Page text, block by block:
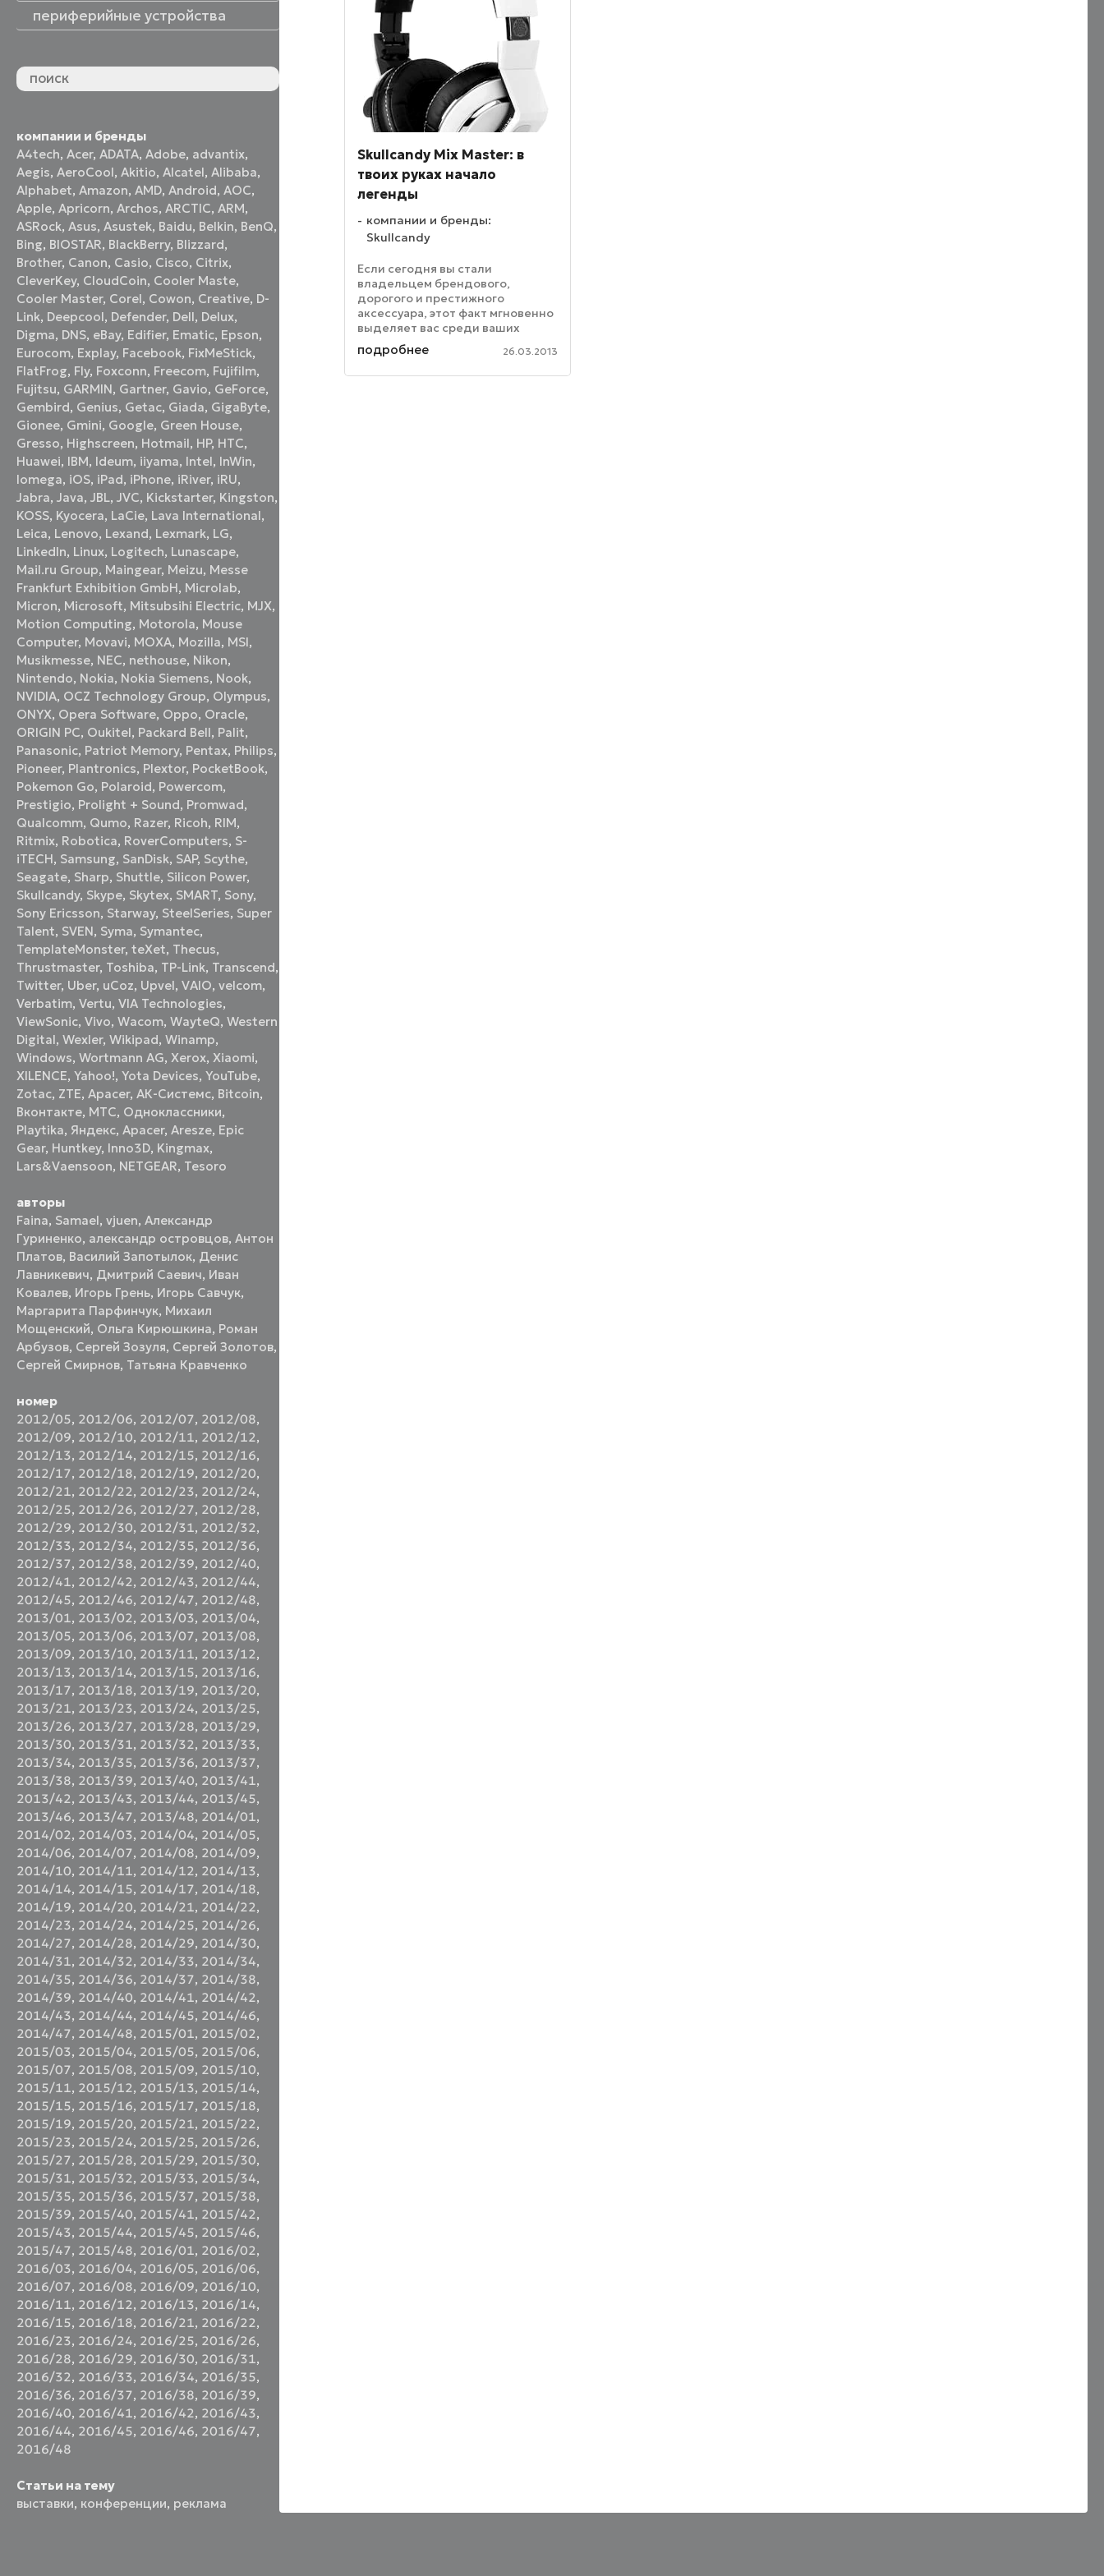
периферийные устройства
компании и бренды
A4tech,Acer,ADATA,Adobe, advantix,
Aegis,AeroCool,Akitio,Alcatel,Alibaba,
Alphabet,Amazon,AMD,Android,AOC,
Apple,Apricorn,Archos,ARCTIC,ARM,
ASRock,Asus,Asustek, Baidu, Belkin, BenQ,
Bing, BIOSTAR, BlackBerry, Blizzard,
Brother, Canon, Casio, Cisco, Citrix,
CleverKey, CloudCoin, Cooler Maste,
Cooler Master, Corel, Cowon, Creative, D-
Link, Deepcool, Defender, Dell, Delux,
Digma, DNS, eBay, Edifier, Ematic, Epson,
Eurocom, Explay, Facebook, FixMeStick,
FlatFrog, Fly, Foxconn, Freecom, Fujifilm,
Fujitsu, GARMIN, Gartner, Gavio, GeForce,
Gembird, Genius, Getac, Giada, GigaByte,
Gionee, Gmini, Google, Green House,
Gresso, Highscreen, Hotmail, HP, HTC,
Huawei, IBM, Ideum, iiyama, Intel, InWin,
Iomega, iOS, iPad, iPhone, iRiver, iRU,
Jabra,Java,JBL,JVC, Kickstarter, Kingston,
KOSS, Kyocera, LaCie, Lava International,
Leica, Lenovo, Lexand, Lexmark, LG,
LinkedIn, Linux, Logitech, Lunascape,
Mail.ru Group, Maingear, Meizu, Messe
Frankfurt Exhibition GmbH, Microlab,
Micron, Microsoft, Mitsubsihi Electric, MJX,
Motion Computing, Motorola, Mouse
Computer, Movavi, MOXA, Mozilla, MSI,
Musikmesse, NEC, nethouse, Nikon,
Nintendo, Nokia, Nokia Siemens, Nook,
NVIDIA, OCZ Technology Group, Olympus,
ONYX, Opera Software, Oppo, Oracle,
ORIGIN PC, Oukitel, Packard Bell, Palit,
Panasonic, Patriot Memory, Pentax, Philips,
Pioneer, Plantronics, Plextor, PocketBook,
Pokemon Go, Polaroid, Powercom,
Prestigio, Prolight + Sound, Promwad,
Qualcomm, Qumo, Razer, Ricoh, RIM,
Ritmix, Robotica, RoverComputers, S-
iTECH, Samsung, SanDisk, SAP, Scythe,
Seagate, Sharp, Shuttle, Silicon Power,
Skullcandy, Skype, Skytex, SMART, Sony,
Sony Ericsson, Starway, SteelSeries, Super
Talent, SVEN, Syma, Symantec,
TemplateMonster,teXet, Thecus,
Thrustmaster, Toshiba, TP-Link, Transcend,
Twitter, Uber, uCoz, Upvel,VAIO,velcom,
Verbatim,Vertu,VIA Technologies,
ViewSonic,Vivo,Wacom,WayteQ,Western
Digital,Wexler,Wikipad,Winamp,
Windows,Wortmann AG,Xerox,Xiaomi,
XILENCE,Yahoo!,Yota Devices,YouTube,
Zotac, ZTE,Аpacer,АК-Системс, Вitcoin,
Вконтакте, МТС, Одноклассники,
Playtika, Яндекс,Apacer,Aresze, Epic
Gear, Huntkey, Inno3D, Kingmax,
Lars&Vaensoon, NETGEAR, Tesoro
авторы
Faina, Samael,vjuen,Александр
Гуриненко, александр островцов,Антон
Платов, Василий Запотылок, Денис
Лавникевич, Дмитрий Саевич, Иван
Ковалев, Игорь Грень, Игорь Савчук,
Маргарита Парфинчук, Михаил
Мощенский, Ольга Кирюшкина, Роман
Арбузов, Сергей Зозуля, Сергей Золотов,
Сергей Смирнов, Татьяна Кравченко
номер
2012/05, 2012/06, 2012/07, 2012/08,
2012/09, 2012/10, 2012/11, 2012/12,
2012/13, 2012/14, 2012/15, 2012/16,
2012/17, 2012/18, 2012/19, 2012/20,
2012/21, 2012/22, 2012/23, 2012/24,
2012/25, 2012/26, 2012/27, 2012/28,
2012/29, 2012/30, 2012/31, 2012/32,
2012/33, 2012/34, 2012/35, 2012/36,
2012/37, 2012/38, 2012/39, 2012/40,
2012/41, 2012/42, 2012/43, 2012/44,
2012/45, 2012/46, 2012/47, 2012/48,
2013/01, 2013/02, 2013/03, 2013/04,
2013/05, 2013/06, 2013/07, 2013/08,
2013/09, 2013/10, 2013/11, 2013/12,
2013/13, 2013/14, 2013/15, 2013/16,
2013/17, 2013/18, 2013/19, 2013/20,
2013/21, 2013/23, 2013/24, 2013/25,
2013/26, 2013/27, 2013/28, 2013/29,
2013/30, 2013/31, 2013/32, 2013/33,
2013/34, 2013/35, 2013/36, 2013/37,
2013/38, 2013/39, 2013/40, 2013/41,
2013/42, 2013/43, 2013/44, 2013/45,
2013/46, 2013/47, 2013/48, 2014/01,
2014/02, 2014/03, 2014/04, 2014/05,
2014/06, 2014/07, 2014/08, 2014/09,
2014/10, 2014/11, 2014/12, 2014/13,
2014/14, 2014/15, 2014/17, 2014/18,
2014/19, 2014/20, 2014/21, 2014/22,
2014/23, 2014/24, 2014/25, 2014/26,
2014/27, 2014/28, 2014/29, 2014/30,
2014/31, 2014/32, 2014/33, 2014/34,
2014/35, 2014/36, 2014/37, 2014/38,
2014/39, 2014/40, 2014/41, 2014/42,
2014/43, 2014/44, 2014/45, 2014/46,
2014/47, 2014/48, 2015/01, 2015/02,
2015/03, 2015/04, 2015/05, 2015/06,
2015/07, 2015/08, 2015/09, 2015/10,
2015/11, 2015/12, 2015/13, 2015/14,
2015/15, 2015/16, 2015/17, 2015/18,
2015/19, 2015/20, 2015/21, 2015/22,
2015/23, 2015/24, 2015/25, 2015/26,
2015/27, 2015/28, 2015/29, 2015/30,
2015/31, 2015/32, 2015/33, 2015/34,
2015/35, 2015/36, 2015/37, 2015/38,
2015/39, 2015/40, 2015/41, 2015/42,
2015/43, 2015/44, 2015/45, 2015/46,
2015/47, 2015/48, 2016/01, 2016/02,
2016/03, 2016/04, 2016/05, 2016/06,
2016/07, 2016/08, 2016/09, 2016/10,
2016/11, 2016/12, 2016/13, 2016/14,
2016/15, 2016/18, 2016/21, 2016/22,
2016/23, 2016/24, 2016/25, 2016/26,
2016/28, 2016/29, 2016/30, 2016/31,
2016/32, 2016/33, 2016/34, 2016/35,
2016/36, 2016/37, 2016/38, 2016/39,
2016/40, 2016/41, 2016/42, 2016/43,
2016/44, 2016/45, 2016/46, 2016/47,
2016/48
Статьи на тему
выставки, конференции, реклама
Skullcandy Mix Master: в
твоих руках начало
легенды
компании и бренды:
Skullcandy
Если сегодня вы стали
владельцем брендового,
дорогого и престижного
аксессуара, этот факт мгновенно
выделяет вас среди ваших
знакомых. Вчерашний день
разделяет вашу жизнь на «до» и
«после», потому что сейчас вы
подробнее 26.03.2013